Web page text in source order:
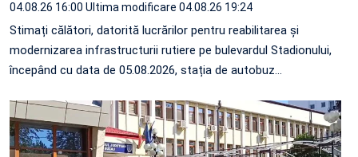
04.08.26 16:00 Ultima modificare 04.08.26 19:24
Stimați călători, datorită lucrărilor pentru reabilitarea și
modernizarea infrastructurii rutiere pe bulevardul Stadionului,
începând cu data de 05.08.2026, stația de autobuz…